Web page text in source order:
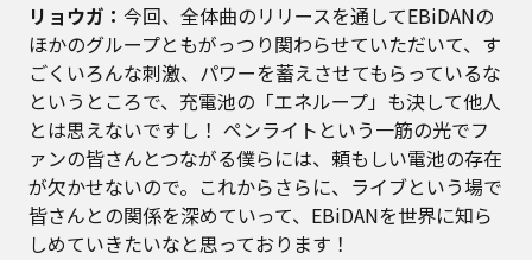
リョウガ： 今回、全体曲のリリースを通してEBiDANの
ほかのグループともがっつり関わらせていただいて、す
ごくいろんな刺激、パワーを蓄えさせてもらっているな
というところで、充電池の「エネループ」も決して他人
とは思えないですし！ ペンライトという一筋の光でフ
ァンの皆さんとつながる僕らには、頼もしい電池の存在
が欠かせないので。これからさらに、ライブという場で
皆さんとの関係を深めていって、EBiDANを世界に知ら
しめていきたいなと思っております！